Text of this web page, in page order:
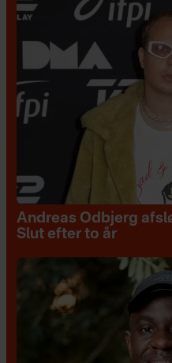
Andreas Odbjerg
Slut efter to år